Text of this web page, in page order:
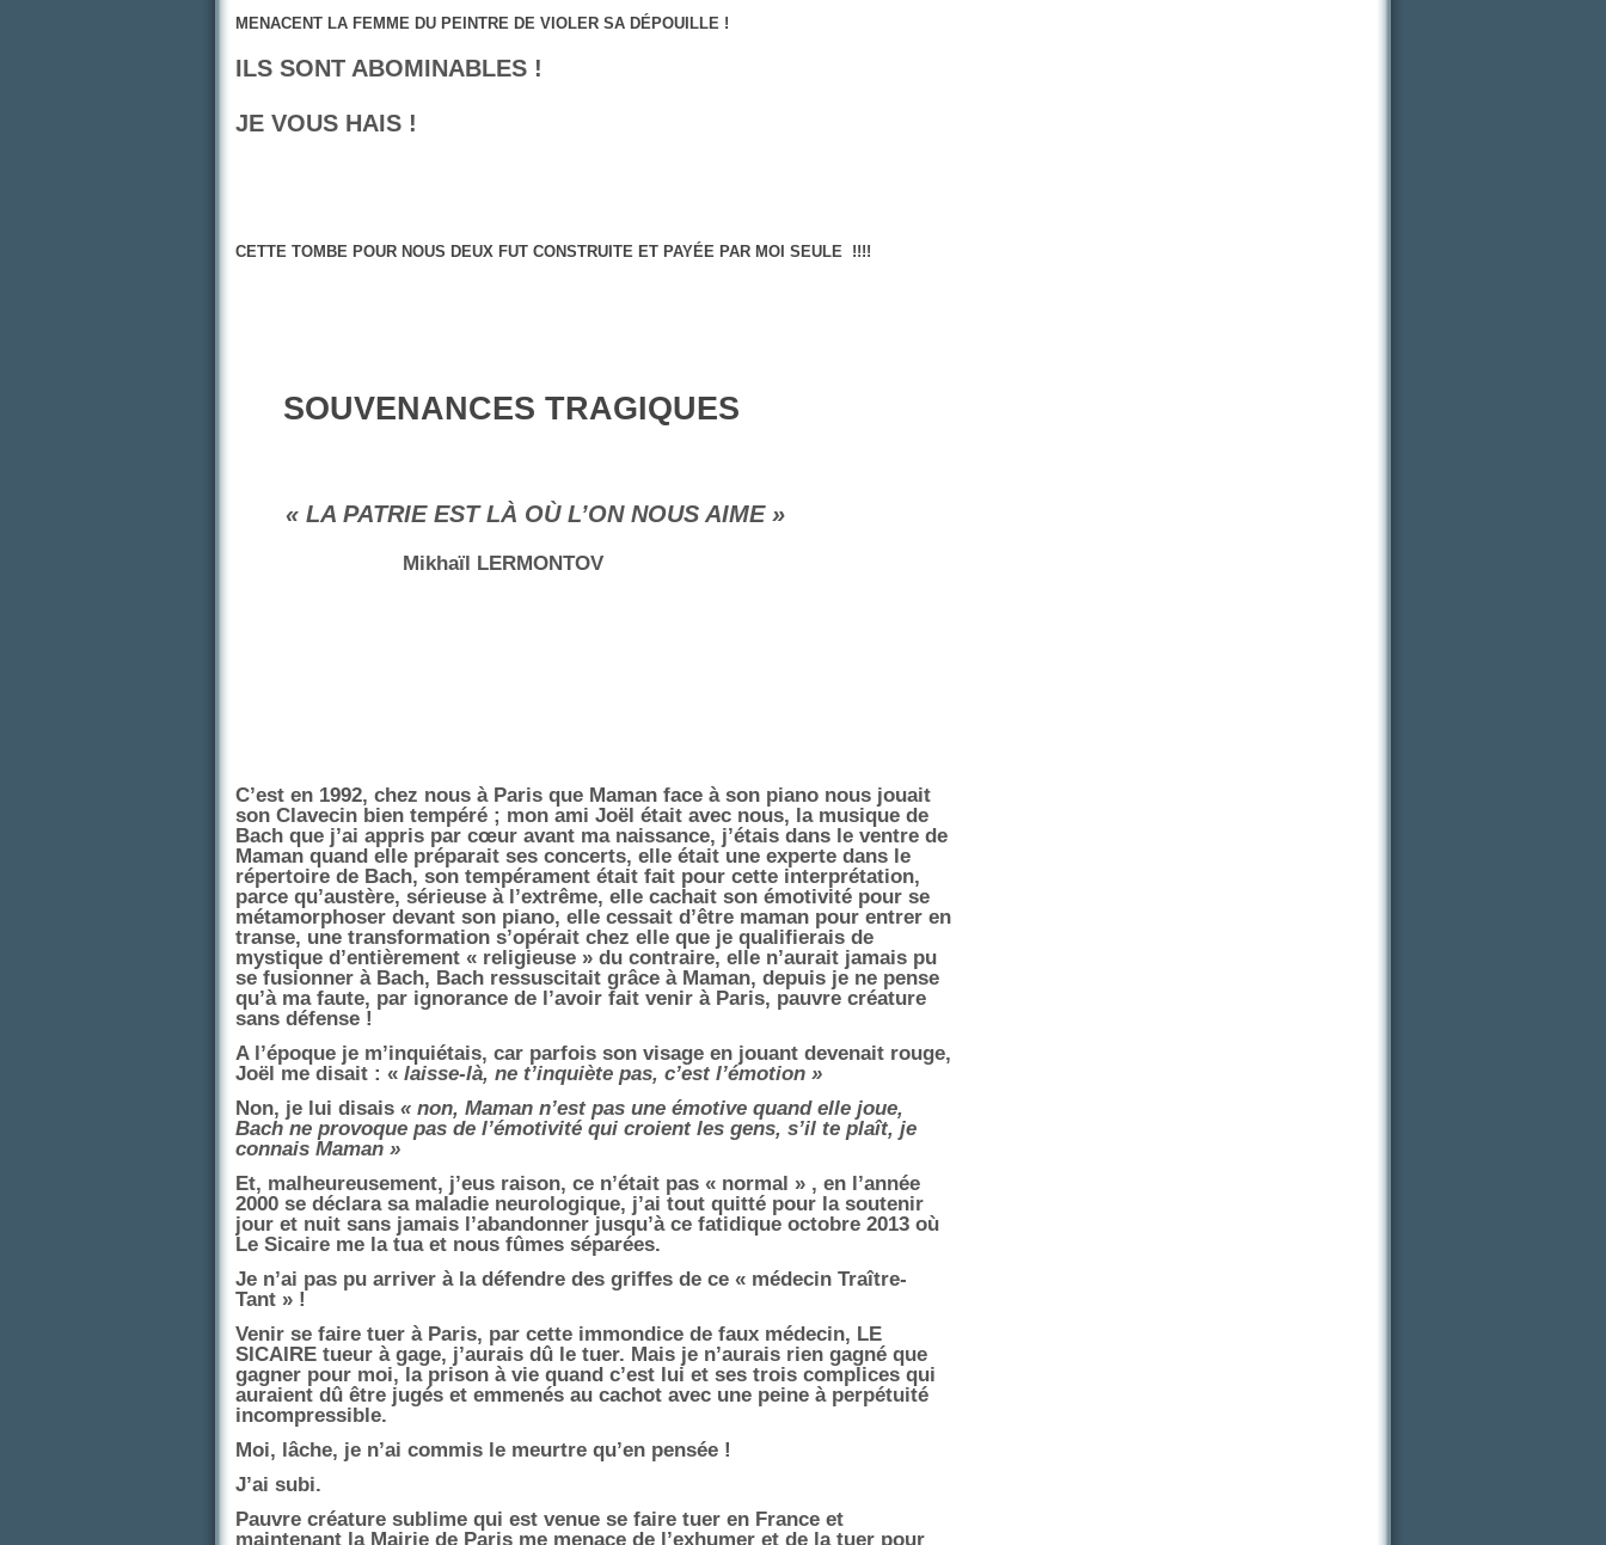
MENACENT LA FEMME DU PEINTRE DE VIOLER SA DÉPOUILLE !
ILS SONT ABOMINABLES !
JE VOUS HAIS !
CETTE TOMBE POUR NOUS DEUX FUT CONSTRUITE ET PAYÉE PAR MOI SEULE !!!!
SOUVENANCES TRAGIQUES
« LA PATRIE EST LÀ OÙ L’ON NOUS AIME »
Mikhaïl LERMONTOV
C’est en 1992, chez nous à Paris que Maman face à son piano nous jouait
son Clavecin bien tempéré ; mon ami Joël était avec nous, la musique de
Bach que j’ai appris par cœur avant ma naissance, j’étais dans le ventre de
Maman quand elle préparait ses concerts, elle était une experte dans le
répertoire de Bach, son tempérament était fait pour cette interprétation,
parce qu’austère, sérieuse à l’extrême, elle cachait son émotivité pour se
métamorphoser devant son piano, elle cessait d’être maman pour entrer en
transe, une transformation s’opérait chez elle que je qualifierais de
mystique d’entièrement « religieuse » du contraire, elle n’aurait jamais pu
se fusionner à Bach, Bach ressuscitait grâce à Maman, depuis je ne pense
qu’à ma faute, par ignorance de l’avoir fait venir à Paris, pauvre créature
sans défense !
A l’époque je m’inquiétais, car parfois son visage en jouant devenait rouge,
Joël me disait : « laisse-là, ne t’inquiète pas, c’est l’émotion »
Non, je lui disais « non, Maman n’est pas une émotive quand elle joue,
Bach ne provoque pas de l’émotivité qui croient les gens, s’il te plaît, je
connais Maman »
Et, malheureusement, j’eus raison, ce n’était pas « normal » , en l’année
2000 se déclara sa maladie neurologique, j’ai tout quitté pour la soutenir
jour et nuit sans jamais l’abandonner jusqu’à ce fatidique octobre 2013 où
Le Sicaire me la tua et nous fûmes séparées.
Je n’ai pas pu arriver à la défendre des griffes de ce « médecin Traître-
Tant » !
Venir se faire tuer à Paris, par cette immondice de faux médecin, LE
SICAIRE tueur à gage, j’aurais dû le tuer. Mais je n’aurais rien gagné que
gagner pour moi, la prison à vie quand c’est lui et ses trois complices qui
auraient dû être jugés et emmenés au cachot avec une peine à perpétuité
incompressible.
Moi, lâche, je n’ai commis le meurtre qu’en pensée !
J’ai subi.
Pauvre créature sublime qui est venue se faire tuer en France et
maintenant la Mairie de Paris me menace de l’exhumer et de la tuer pour